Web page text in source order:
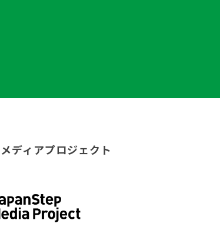
メディアプロジェクト